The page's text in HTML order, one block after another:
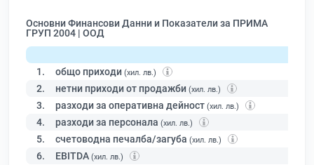
Основни Финансови Данни и Показатели за ПРИМА
ГРУП 2004 | ООД
1. общо приходи (хил. лв.)
2. нетни приходи от продажби (хил. лв.)
3. разходи за оперативна дейност (хил. лв.)
4. разходи за персонала (хил. лв.)
5. счетоводна печалба/загуба (хил. лв.)
6. EBITDA (хил. лв.)